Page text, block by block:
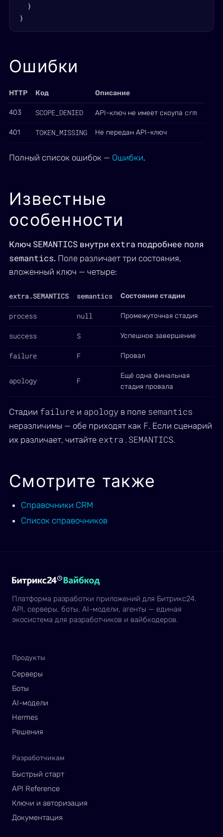
  }
}
Ошибки
HTTP Код Описание
403 SCOPE_DENIED API-ключ не имеет скоупа crm
401 TOKEN_MISSING Не передан API-ключ
Полный список ошибок — Ошибки.
Известные
особенности
Ключ SEMANTICS внутри extra подробнее поля
semantics. Поле различает три состояния,
вложенный ключ — четыре:
extra.SEMANTICS semantics Состояние стадии
process null Промежуточная стадия
success S Успешное завершение
failure F Провал
apology F
Ещё одна финальная
стадия провала
Стадии failure и apology в поле semantics
неразличимы — обе приходят как F. Если сценарий
их различает, читайте extra.SEMANTICS.
Смотрите также
Справочники CRM
Список справочников
Платформа разработки приложений для Битрикс24.
API, серверы, боты, AI-модели, агенты — единая
экосистема для разработчиков и вайбкодеров.
Продукты
Серверы
Боты
AI-модели
Hermes
Решения
Разработчикам
Быстрый старт
API Reference
Ключи и авторизация
Документация